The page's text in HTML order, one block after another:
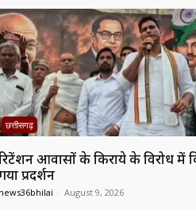
छत्तीसगढ़
आवासों के किराये के विरोध में
प्रदर्शन
news36bhilai - August 9, 2026